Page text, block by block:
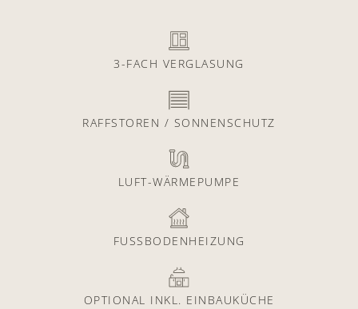
3-FACH VERGLASUNG
RAFFSTOREN / SONNENSCHUTZ
LUFT-WÄRMEPUMPE
FUSSBODENHEIZUNG
OPTIONAL INKL. EINBAUKÜCHE